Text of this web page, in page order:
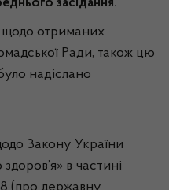
засідання.
отриманих
Ради, також цю
надіслано
Закону України
в частині